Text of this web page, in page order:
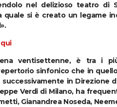
nel delizioso teatro di
quale si è creato un legame
qui
ventisettenne, è tra i
sinfonico che in
in Direzione
Verdi di Milano, ha
Gianandrea Noseda,